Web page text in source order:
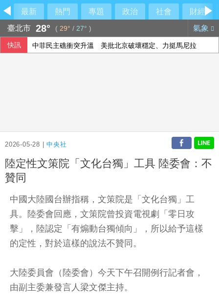
最新 熱門 專題 政治 社會
財經
臺北市 28° ( 29° / 27° ) 氣象
快訊 中菲民主礁衝突升溫 美批北京破壞穩定、力挺馬尼拉
2026-05-28 |中央社
陸定性文策院「文化台獨」工具 陸委會：不
贊同
中國大陸國台辦指稱，文策院是「文化台獨」工
具。陸委會回應，文策院曾投資電視劇「零日攻
擊」，陸認定「有煽動台獨傾向」，所以給予這樣
的定性，對於這樣的說法不贊同。
大陸委員會（陸委會）今天下午召開例行記者會，
由副主委兼發言人梁文傑主持。